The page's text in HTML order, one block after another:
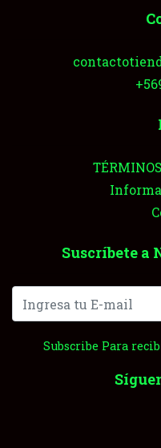
Suscríbete a
Subscribe Para